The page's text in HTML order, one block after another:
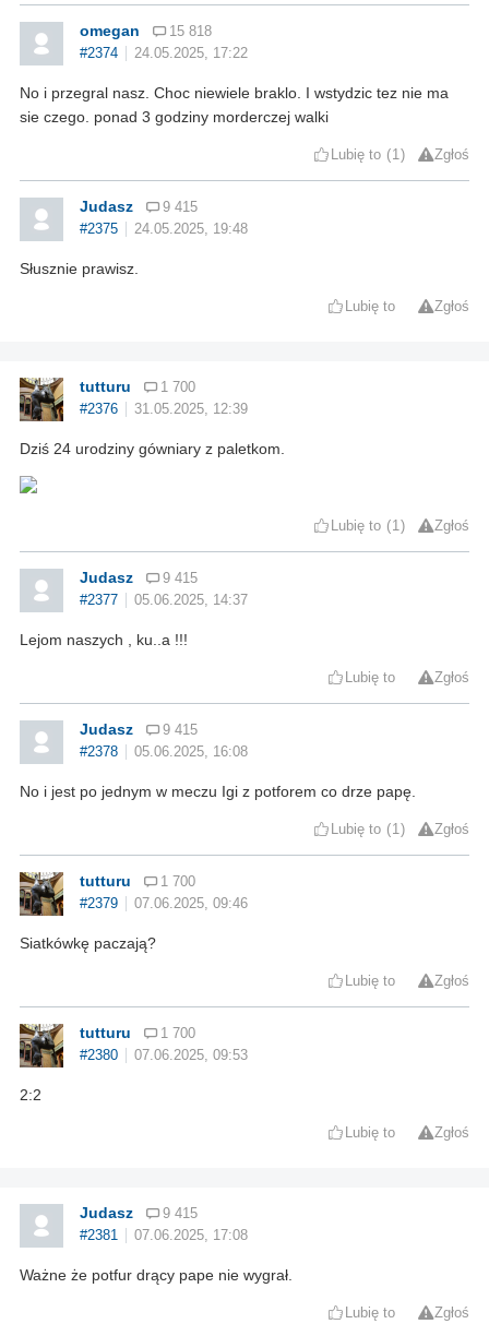
omegan
15 818
#2374
24.05.2025, 17:22
No i przegral nasz. Choc niewiele braklo. I wstydzic tez nie ma
sie czego. ponad 3 godziny morderczej walki
Lubię to 1 Zgłoś
Judasz
9 415
#2375
24.05.2025, 19:48
Słusznie prawisz.
Lubię to Zgłoś
tutturu
1 700
#2376
31.05.2025, 12:39
Dziś 24 urodziny gówniary z paletkom.
Lubię to 1 Zgłoś
Judasz
9 415
#2377
05.06.2025, 14:37
Lejom naszych , ku..a !!!
Lubię to Zgłoś
Judasz
9 415
#2378
05.06.2025, 16:08
No i jest po jednym w meczu Igi z potforem co drze papę.
Lubię to 1 Zgłoś
tutturu
1 700
#2379
07.06.2025, 09:46
Siatkówkę paczają?
Lubię to Zgłoś
tutturu
1 700
#2380
07.06.2025, 09:53
2:2
Lubię to Zgłoś
Judasz
9 415
#2381
07.06.2025, 17:08
Ważne że potfur drący pape nie wygrał.
Lubię to Zgłoś